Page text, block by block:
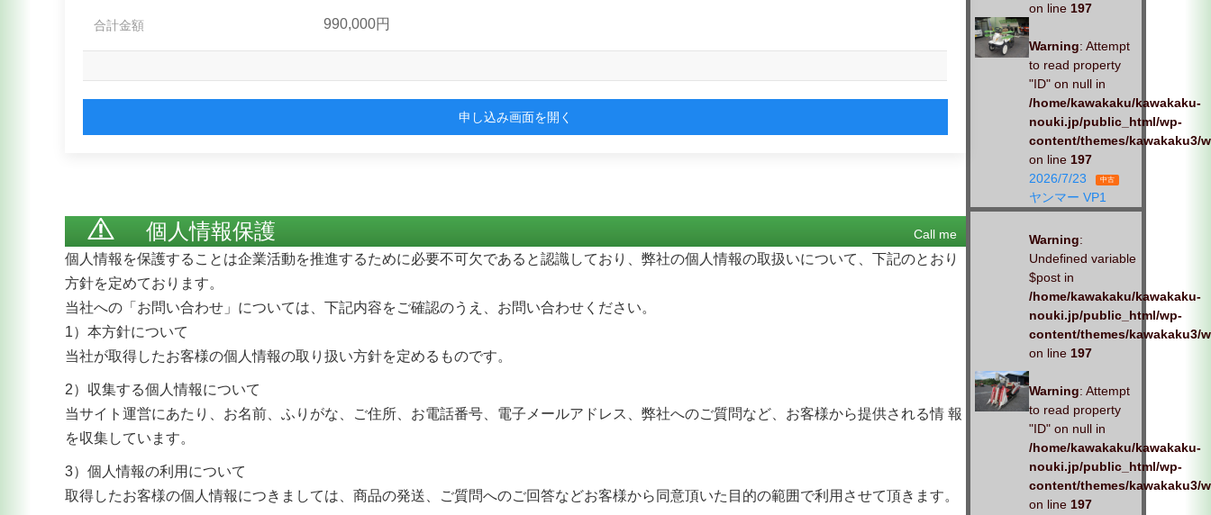
合計金額 990,000円
申し込み画面を開く
個人情報保護 Call me
個人情報を保護することは企業活動を推進するために必要不可欠であると認識しており、弊社の個人情報の取扱いについて、下記のとおり
方針を定めております。
当社への「お問い合わせ」については、下記内容をご確認のうえ、お問い合わせください。
1）本方針について
当社が取得したお客様の個人情報の取り扱い方針を定めるものです。
2）収集する個人情報について
当サイト運営にあたり、お名前、ふりがな、ご住所、お電話番号、電子メールアドレス、弊社へのご質問など、お客様から提供される情 報
を収集しています。
3）個人情報の利用について
取得したお客様の個人情報につきましては、商品の発送、ご質問へのご回答などお客様から同意頂いた目的の範囲で利用させて頂きます。
on line 197
Warning: Attempt
to read property
"ID" on null in
/home/kawakaku/kawakaku-
nouki.jp/public_html/wp-
content/themes/kawakaku3/
on line 197
2026/7/23
中古
ヤンマー VP1
Warning:
Undefined variable
$post in
/home/kawakaku/kawakaku-
nouki.jp/public_html/wp-
content/themes/kawakaku3/
on line 197
Warning: Attempt
to read property
"ID" on null in
/home/kawakaku/kawakaku-
nouki.jp/public_html/wp-
content/themes/kawakaku3/
on line 197